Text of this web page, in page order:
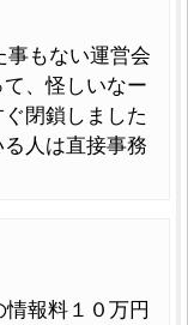
事もない運営会
、怪しいなー
閉鎖しました
人は直接事務
報料１０万円